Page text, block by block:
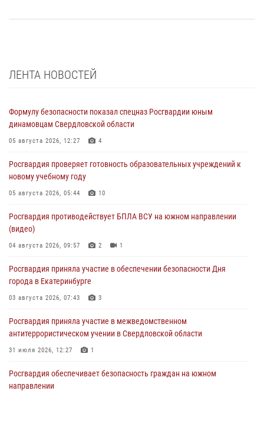
ЛЕНТА НОВОСТЕЙ
Формулу безопасности показал спецназ Росгвардии юным
динамовцам Свердловской области
05 августа 2026, 12:27 4
Росгвардия проверяет готовность образовательных учреждений к
новому учебному году
05 августа 2026, 05:44 10
Росгвардия противодействует БПЛА ВСУ на южном направлении
(видео)
04 августа 2026, 09:57 2 1
Росгвардия приняла участие в обеспечении безопасности Дня
города в Екатеринбурге
03 августа 2026, 07:43 3
Росгвардия приняла участие в межведомственном
антитеррористическом учении в Свердловской области
31 июля 2026, 12:27 1
Росгвардия обеспечивает безопасность граждан на южном
направлении